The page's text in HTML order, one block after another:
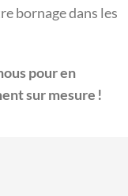
bornage dans les
pour en
sur mesure !